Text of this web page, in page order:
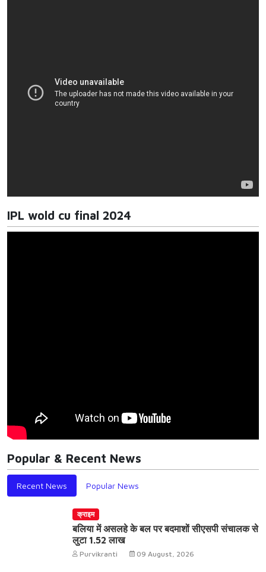
IPL wold cu final 2024
Popular & Recent News
Recent News Popular News
क्राइम
बलिया में असलहे के बल पर बदमाशों सीएसपी संचालक से
लुटा 1.52 लाख
Purvikranti 09 August, 2026